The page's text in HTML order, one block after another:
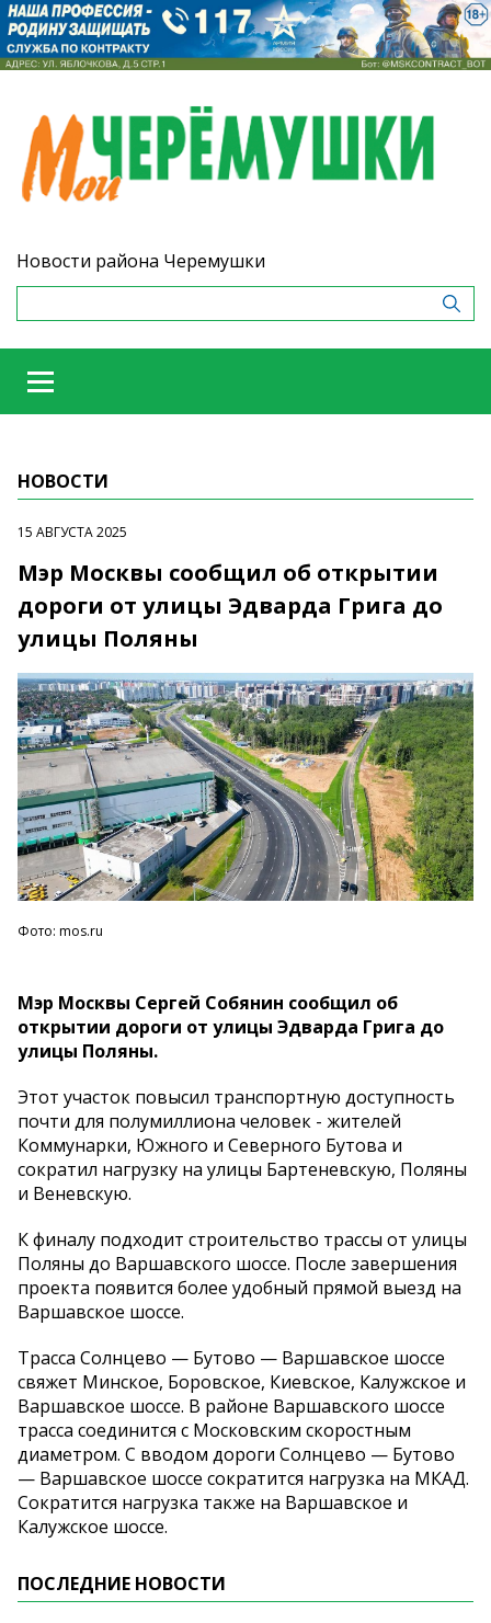
Новости района Черемушки
НОВОСТИ
15 АВГУСТА 2025
Мэр Москвы сообщил об открытии
дороги от улицы Эдварда Грига до
улицы Поляны
Фото: mos.ru
Мэр Москвы Сергей Собянин сообщил об
открытии дороги от улицы Эдварда Грига до
улицы Поляны.
Этот участок повысил транспортную доступность
почти для полумиллиона человек - жителей
Коммунарки, Южного и Северного Бутова и
сократил нагрузку на улицы Бартеневскую, Поляны
и Веневскую.
К финалу подходит строительство трассы от улицы
Поляны до Варшавского шоссе. После завершения
проекта появится более удобный прямой выезд на
Варшавское шоссе.
Трасса Солнцево — Бутово — Варшавское шоссе
свяжет Минское, Боровское, Киевское, Калужское и
Варшавское шоссе. В районе Варшавского шоссе
трасса соединится с Московским скоростным
диаметром. С вводом дороги Солнцево — Бутово
— Варшавское шоссе сократится нагрузка на МКАД.
Сократится нагрузка также на Варшавское и
Калужское шоссе.
ПОСЛЕДНИЕ НОВОСТИ